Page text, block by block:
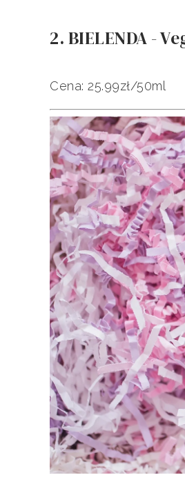
2. BIELENDA -
Cena: 25.99zł/50ml